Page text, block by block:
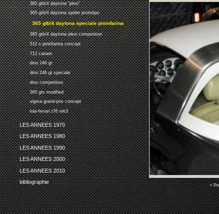
365 gtb/4 daytona "plexi"
365 gtb/4 daytona spider prototipo
365 gtb/4 daytona speciale pininfarina
365 gtb/4 daytona plexi competition
512 s pininfarina concept
712 canam
dino 246 gt
dino 246 gt speciale
dino competition
365 gts modified
sigma grand-prix concept
lola-ferrari t76 mk3
LES ANNEES 1970
LES ANNEES 1980
LES ANNEES 1990
LES ANNEES 2000
LES ANNEES 2010
bibliographie
<